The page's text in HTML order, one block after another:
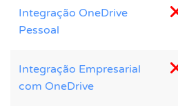
Integração OneDrive
Pessoal
Integração Empresarial
com OneDrive